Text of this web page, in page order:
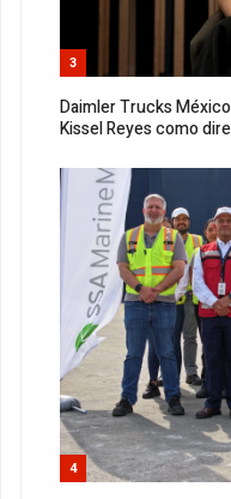
3
Daimler Trucks
Kissel Reyes como
4